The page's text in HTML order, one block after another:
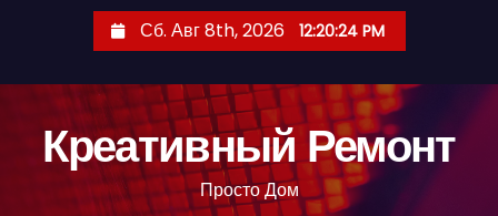
Сб. Авг 8th, 2026 12:20:25 PM
Креативный Ремонт
Просто Дом